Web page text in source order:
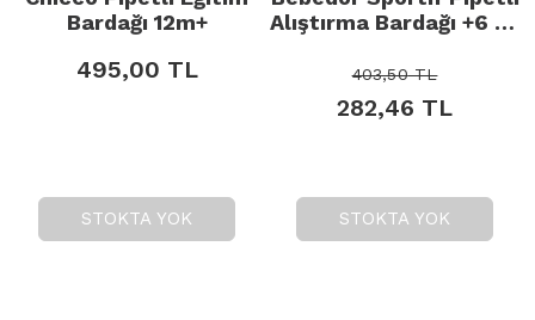
Bardağı 12m+
495,00 TL
STOKTA YOK
Alıştırma Bardağı +6 Ay
403,50TL
282,46 TL
STOKTA YOK